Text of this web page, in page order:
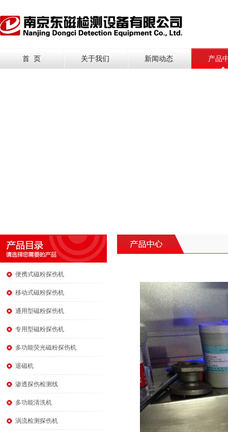
首 页 关于我们 新闻动态 产品
便携式磁粉探伤机
移动式磁粉探伤机
通用型磁粉探伤机
专用型磁粉探伤机
多功能荧光磁粉探伤机
退磁机
渗透探伤检测线
多功能清洗机
涡流检测探伤机